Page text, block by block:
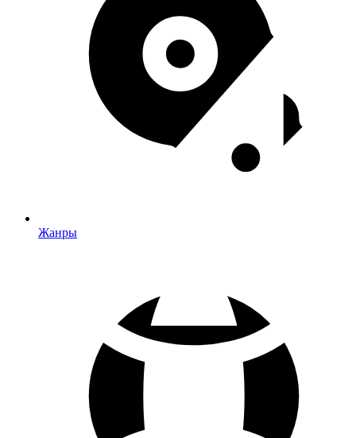
Жанры